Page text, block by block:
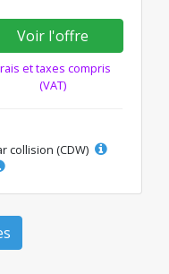
Voir l'offre
et taxes compris
(VAT)
collision (CDW)